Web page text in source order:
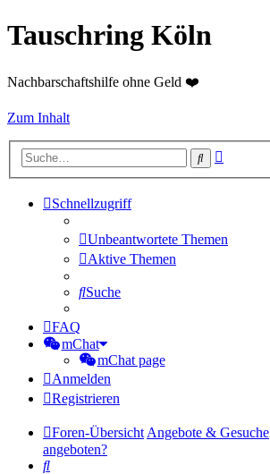
Tauschring Köln
Nachbarschaftshilfe ohne Geld ❤️
Zum Inhalt
Suche
Schnellzugriff
Unbeantwortete Themen
Aktive Themen
Suche
FAQ
mChat
mChat page
Anmelden
Registrieren
Foren-ÜbersichtAngebote & Gesuche
angeboten?
Suche